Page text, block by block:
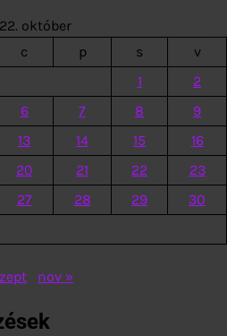
október
c p s
v
1
2
6 7 8
9
13 14 15
16
20 21 22
23
27 28 29
30
nov »